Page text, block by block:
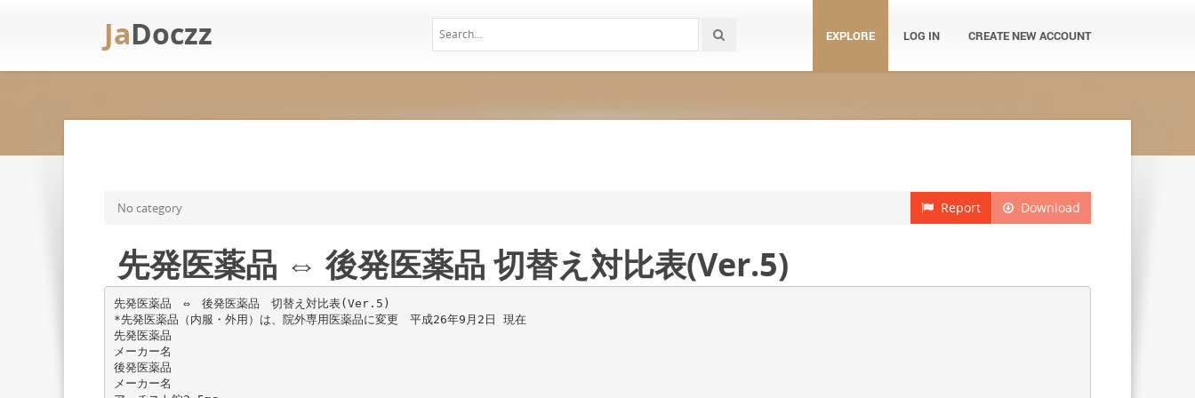
JaDoczz EXPLORE LOG IN CREATE NEW ACCOUNT
Download
Report
No category
先発医薬品 ⇔ 後発医薬品 切替え対比表(Ver.5)
先発医薬品 ⇔ 後発医薬品 切替え対比表(Ver.5)
*先発医薬品（内服・外用）は、院外専用医薬品に変更 平成26年9月2日 現在
先発医薬品
メーカー名
後発医薬品
メーカー名